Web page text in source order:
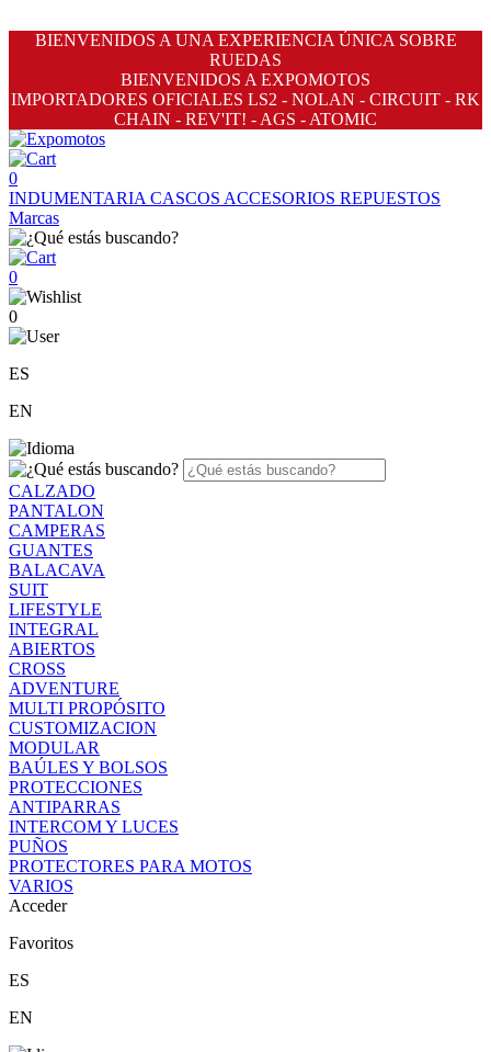
BIENVENIDOS A UNA EXPERIENCIA ÚNICA SOBRE
RUEDAS
BIENVENIDOS A EXPOMOTOS
IMPORTADORES OFICIALES LS2 - NOLAN - CIRCUIT - RK
CHAIN - REV'IT! - AGS - ATOMIC
0
INDUMENTARIA CASCOS ACCESORIOS REPUESTOS
Marcas
0
0
ES
EN
CALZADO
PANTALON
CAMPERAS
GUANTES
BALACAVA
SUIT
LIFESTYLE
INTEGRAL
ABIERTOS
CROSS
ADVENTURE
MULTI PROPÓSITO
CUSTOMIZACION
MODULAR
BAÚLES Y BOLSOS
PROTECCIONES
ANTIPARRAS
INTERCOM Y LUCES
PUÑOS
PROTECTORES PARA MOTOS
VARIOS
Acceder
Favoritos
ES
EN